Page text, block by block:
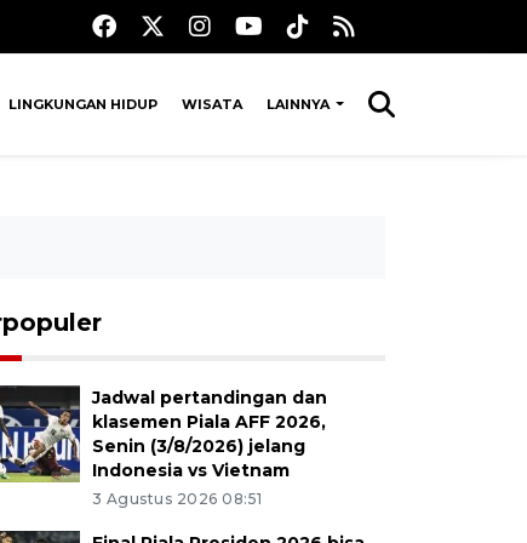
LINGKUNGAN HIDUP WISATA LAINNYA
Jadwal pertandingan dan
klasemen Piala AFF 2026,
Senin (3/8/2026) jelang
Indonesia vs Vietnam
3 Agustus 2026 08:51